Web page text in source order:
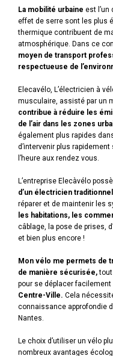
La mobilité urbaine est
effet de serre sont les plus
thermique contribuent de
atmosphérique. Dans ce
moyen de transport
respectueuse de
Elecavélo, L’électricien à
musculaire, assisté par un
contribue à réduire les
de l’air dans les zones
également plus rapides
d’intervenir plus rapidement
l’heure aux rendez vous.
L’entreprise Elecàvélo
d’un électricien traditionnel
réparer et de maintenir les
les habitations, les
câblage, la pose de prises,
et bien plus encore !
Mon vélo me permets de
de manière sécurisée,tout
pour se déplacer facilement
Centre-Ville. Cela
connaissance approfondie
Nantes.
Le choix d’utiliser un vélo
nombreux avantages